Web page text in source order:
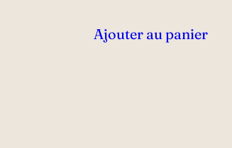
Ajouter au panier